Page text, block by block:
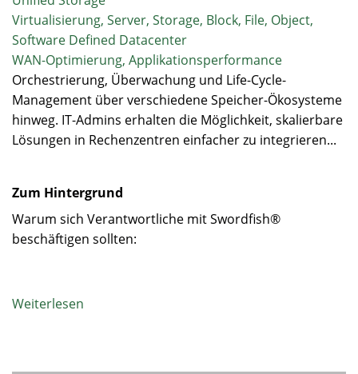
Virtualisierung, Server, Storage, Block, File, Object,
Software Defined Datacenter
WAN-Optimierung, Applikationsperformance
Orchestrierung, Überwachung und Life-Cycle-
Management über verschiedene Speicher-Ökosysteme
hinweg. IT-Admins erhalten die Möglichkeit, skalierbare
Lösungen in Rechenzentren einfacher zu integrieren...
Zum Hintergrund
Warum sich Verantwortliche mit Swordfish®
beschäftigen sollten:
Weiterlesen